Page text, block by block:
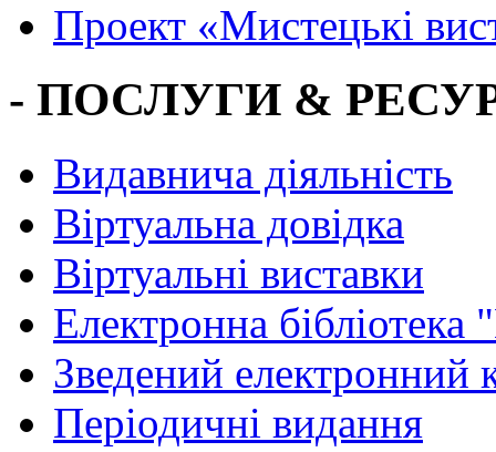
Проект «Мистецькі
- ПОСЛУГИ &
Видавнича діяльність
Віртуальна довідка
Віртуальні виставки
Електронна
Зведений електронний
Періодичні видання